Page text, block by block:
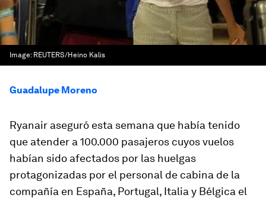
Image: REUTERS/Heino Kalis
Guadalupe Moreno
Ryanair aseguró esta semana que había tenido
que atender a 100.000 pasajeros cuyos vuelos
habían sido afectados por las huelgas
protagonizadas por el personal de cabina de la
compañía en España, Portugal, Italia y Bélgica el